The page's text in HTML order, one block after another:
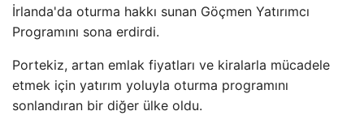
İrlanda'da oturma hakkı sunan Göçmen Yatırımcı
Programını sona erdirdi.
Portekiz, artan emlak fiyatları ve kiralarla mücadele
etmek için yatırım yoluyla oturma programını
sonlandıran bir diğer ülke oldu.